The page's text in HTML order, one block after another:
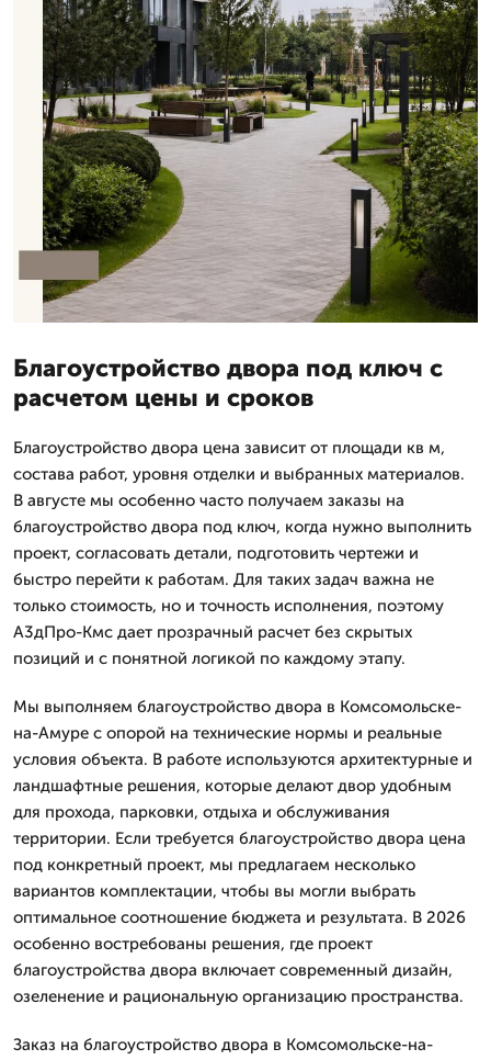
Благоустройство двора под ключ с
расчетом цены и сроков
Благоустройство двора цена зависит от площади кв м,
состава работ, уровня отделки и выбранных материалов.
В августе мы особенно часто получаем заказы на
благоустройство двора под ключ, когда нужно выполнить
проект, согласовать детали, подготовить чертежи и
быстро перейти к работам. Для таких задач важна не
только стоимость, но и точность исполнения, поэтому
А3дПро-Кмс дает прозрачный расчет без скрытых
позиций и с понятной логикой по каждому этапу.
Мы выполняем благоустройство двора в Комсомольске-
на-Амуре с опорой на технические нормы и реальные
условия объекта. В работе используются архитектурные и
ландшафтные решения, которые делают двор удобным
для прохода, парковки, отдыха и обслуживания
территории. Если требуется благоустройство двора цена
под конкретный проект, мы предлагаем несколько
вариантов комплектации, чтобы вы могли выбрать
оптимальное соотношение бюджета и результата. В 2026
особенно востребованы решения, где проект
благоустройства двора включает современный дизайн,
озеленение и рациональную организацию пространства.
Заказ на благоустройство двора в Комсомольске-на-